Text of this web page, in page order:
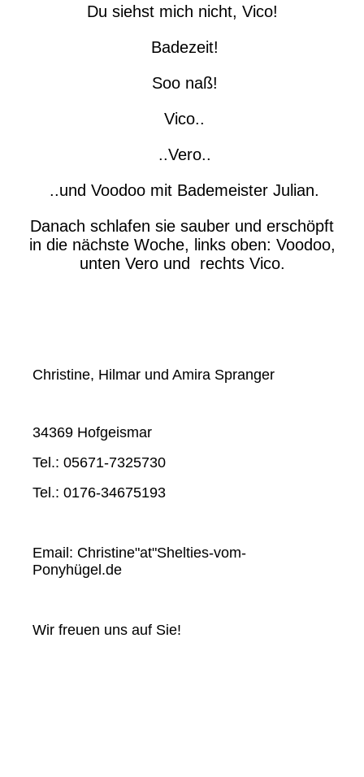
Du siehst mich nicht, Vico!
Badezeit!
Soo naß!
Vico..
..Vero..
..und Voodoo mit Bademeister Julian.
Danach schlafen sie sauber und erschöpft
in die nächste Woche, links oben: Voodoo,
unten Vero und rechts Vico.
Christine, Hilmar und Amira Spranger
34369 Hofgeismar
Tel.: 05671-7325730
Tel.: 0176-34675193
Email: Christine"at"Shelties-vom-
Ponyhügel.de
Wir freuen uns auf Sie!